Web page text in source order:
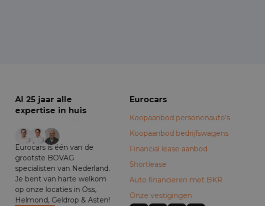
Al 25 jaar alle
expertise in huis
Eurocars is één van de
grootste BOVAG
specialisten van Nederland.
Je bent van harte welkom
op onze locaties in Oss,
Helmond, Geldrop & Asten!
Eurocars
Koopaanbod personenauto’s
Koopaanbod bedrijfswagens
Financial lease aanbod
Shortlease
Auto financieren met BKR
Onze vestigingen